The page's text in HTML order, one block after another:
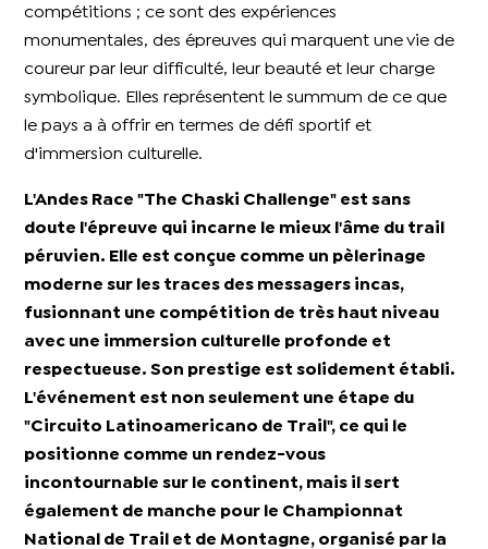
compétitions ; ce sont des expériences
monumentales, des épreuves qui marquent une vie de
coureur par leur difficulté, leur beauté et leur charge
symbolique. Elles représentent le summum de ce que
le pays a à offrir en termes de défi sportif et
d'immersion culturelle.
L'Andes Race "The Chaski Challenge" est sans
doute l'épreuve qui incarne le mieux l'âme du trail
péruvien. Elle est conçue comme un pèlerinage
moderne sur les traces des messagers incas,
fusionnant une compétition de très haut niveau
avec une immersion culturelle profonde et
respectueuse. Son prestige est solidement établi.
L'événement est non seulement une étape du
"Circuito Latinoamericano de Trail", ce qui le
positionne comme un rendez-vous
incontournable sur le continent, mais il sert
également de manche pour le Championnat
National de Trail et de Montagne, organisé par la